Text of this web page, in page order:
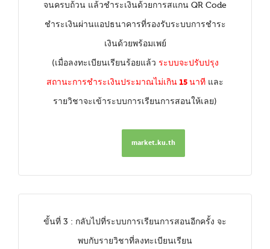
จนครบถ้วน แล้วชำระเงินด้วยการสแกน QR Code
ชำระเงินผ่านแอปธนาคารที่รองรับระบบการชำระ
เงินด้วยพร้อมเพย์
(เมื่อลงทะเบียนเรียนร้อยแล้ว ระบบจะปรับปรุง
สถานะการชำระเงินประมาณไม่เกิน 15 นาที และ
รายวิชาจะเข้าระบบการเรียนการสอนให้เลย)
market.ku.th
ขั้นที่ 3 : กลับไปที่ระบบการเรียนการสอนอีกครั้ง จะ
พบกับรายวิชาที่ลงทะเบียนเรียน